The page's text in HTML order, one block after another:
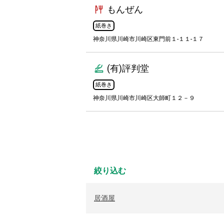
もんぜん
紙巻き
神奈川県川崎市川崎区東門前１-１１-１７
(有)評判堂
紙巻き
神奈川県川崎市川崎区大師町１２－９
絞り込む
居酒屋